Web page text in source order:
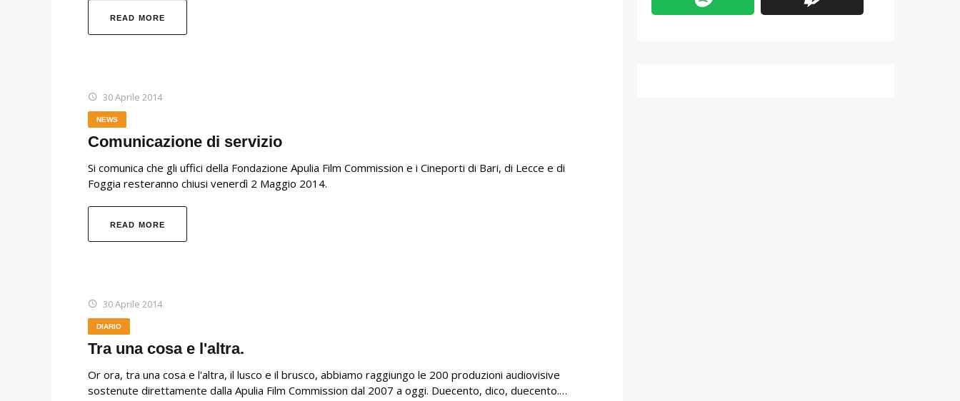
READ MORE
30 Aprile 2014
NEWS
Comunicazione di servizio
Si comunica che gli uffici della Fondazione Apulia Film Commission e i Cineporti di Bari, di Lecce e di
Foggia resteranno chiusi venerdì 2 Maggio 2014.
READ MORE
30 Aprile 2014
DIARIO
Tra una cosa e l'altra.
Or ora, tra una cosa e l'altra, il lusco e il brusco, abbiamo raggiungo le 200 produzioni audiovisive
sostenute direttamente dalla Apulia Film Commission dal 2007 a oggi. Duecento, dico, duecento.…